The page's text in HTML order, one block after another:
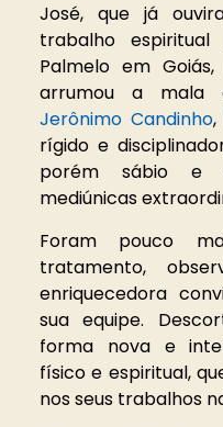
José, que já
trabalho
Palmelo em
arrumou a mala
Jerônimo Candinho,
rígido e
porém sábio e
mediúnicas
Foram pouco
tratamento,
enriquecedora
sua equipe.
forma nova e
físico e espiritual,
nos seus trabalhos